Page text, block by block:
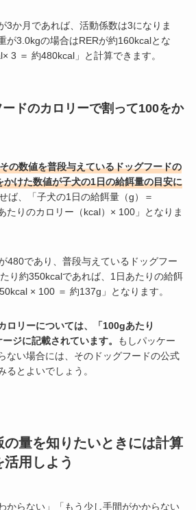
3か月であれば、活動係数は3になりま
が3.0kgの場合はRERが約160kcalとな
3 ＝ 約480kcal」と計算できます。
ドのカロリーで割って100をか
の数値を普段与えているドッグフードの
けた数値が子犬の1日の給餌量の目安に
ば、「子犬の1日の給餌量（g）＝
たりのカロリー（kcal）× 100」となりま
480であり、普段与えているドッグフー
り約350kcalであれば、1日あたりの給餌
× 100 ＝ 約137g」となります。
ロリーについては、「100gあたり
ジに記載されています。
もしパッケー
ない場合には、そのドッグフードの公式
るとよいでしょう。
量を知りたいときには計算
用しよう
からない」「もう少し手間がかからない